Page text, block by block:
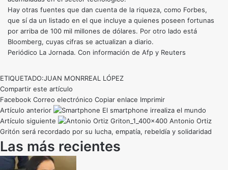
Hay otras fuentes que dan cuenta de la riqueza, como Forbes,
que sí da un listado en el que incluye a quienes poseen fortunas
por arriba de 100 mil millones de dólares. Por otro lado está
Bloomberg, cuyas cifras se actualizan a diario.
Periódico La Jornada. Con información de Afp y Reuters
ETIQUETADO:JUAN MONRREAL LÓPEZ
Compartir este artículo
Facebook Correo electrónico Copiar enlace Imprimir
Artículo anterior
El smartphone irrealiza el mundo
Artículo siguiente
Antonio Ortiz
Gritón será recordado por su lucha, empatía, rebeldía y solidaridad
Las más recientes